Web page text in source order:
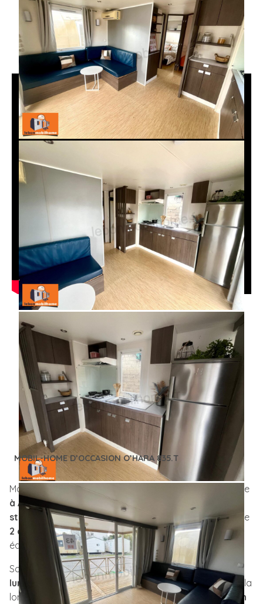
En vidéo :
Marque :O'Hara
835.T
Nb de chambre(s) :2
Nb de salle d'eau :
Superficie :36m²
Téléchargez la fiche PDF
MOBIL-HOME D’OCCASION O’HARA 835.T
Mobil-home
de 2014 à vendre
à Alès (30). Ce mobil-home
style chaletoffre une superficie de 36 m² et dispose de
2 chambresainsi que d’une pièce de vie spacieuse
équipée dela climatisation .
Son implantation sur la largeur lui confèreune grande
luminosité,accentuée par des baies vitrées sur toute la
longueur de la pièce de vie. Sonbardage extérieur en